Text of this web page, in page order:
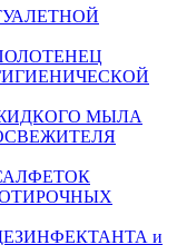
МЫЛА
и